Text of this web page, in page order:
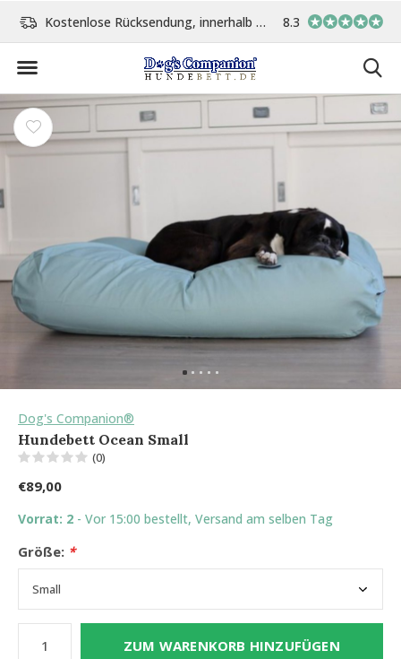
Vor 15:00 Uhr bestellt, am gleichen Tag versand In eigener
8.3
Dog's Companion®
Hundebett Ocean Small
(0)
€89,00
Vorrat: 2 - Vor 15:00 bestellt, Versand am selben Tag
Größe: *
ZUM WARENKORB HINZUFÜGEN